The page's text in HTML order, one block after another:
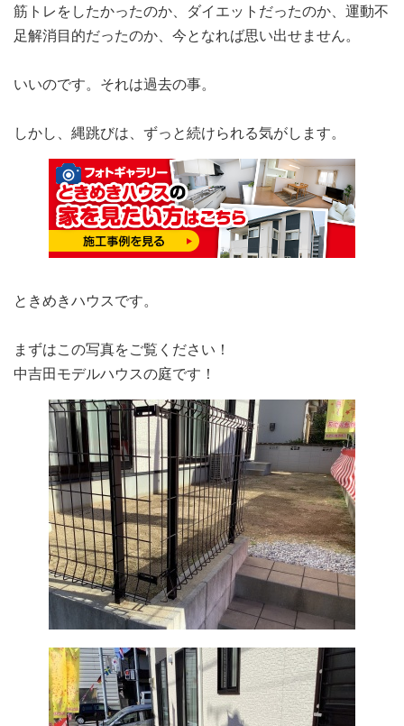
筋トレをしたかったのか、ダイエットだったのか、運動不
足解消目的だったのか、今となれば思い出せません。
いいのです。それは過去の事。
しかし、縄跳びは、ずっと続けられる気がします。
ときめきハウスです。
まずはこの写真をご覧ください！
中吉田モデルハウスの庭です！